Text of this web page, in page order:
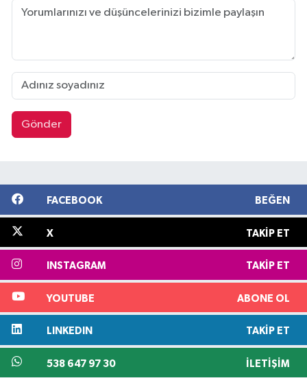
Gönder
FACEBOOK BEĞEN
X TAKIP ET
INSTAGRAM TAKIP ET
YOUTUBE ABONE OL
LINKEDIN TAKIP ET
538 647 97 30 İLETIŞIM